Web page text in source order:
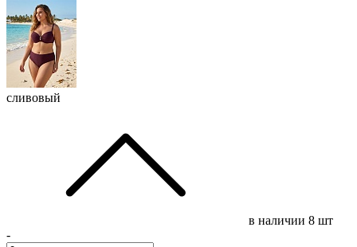
сливовый
в наличии 8 шт
-